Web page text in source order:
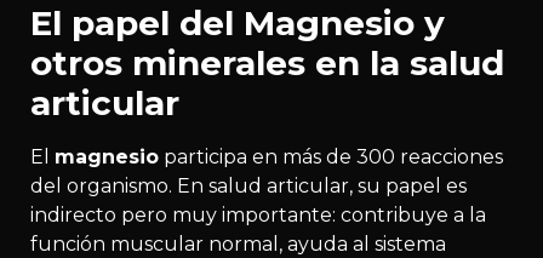
El papel del Magnesio y
otros minerales en la salud
articular
El magnesio participa en más de 300 reacciones
del organismo. En salud articular, su papel es
indirecto pero muy importante: contribuye a la
función muscular normal, ayuda al sistema